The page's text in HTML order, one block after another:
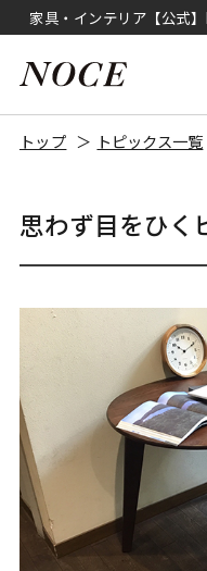
家具・インテリア【公式
トップ トピックス一覧
思わず目をひく